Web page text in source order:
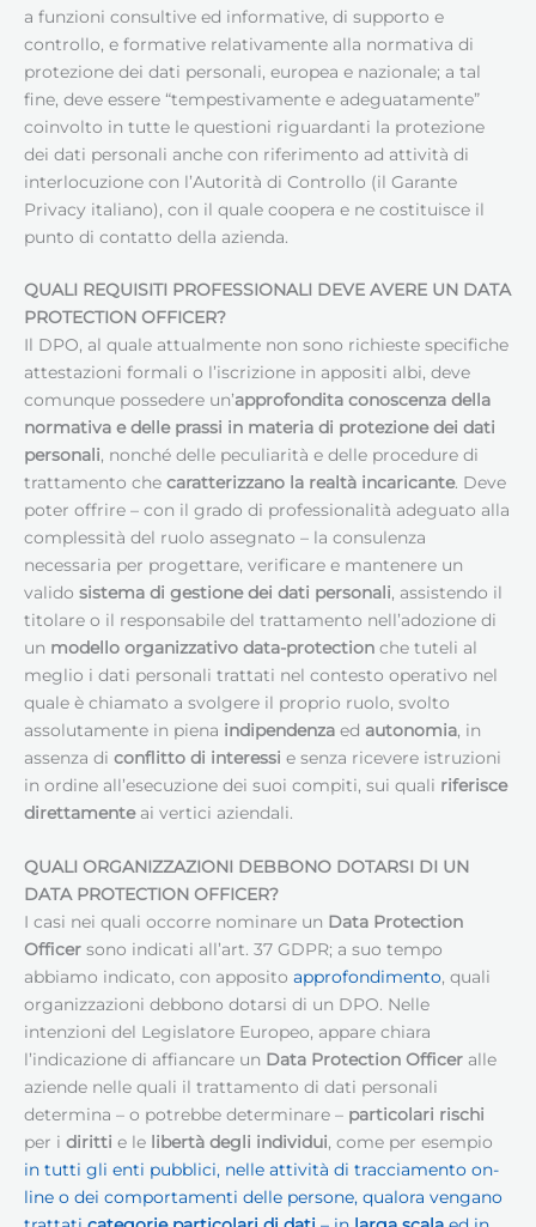
a funzioni consultive ed informative, di supporto e
controllo, e formative relativamente alla normativa di
protezione dei dati personali, europea e nazionale; a tal
fine, deve essere “tempestivamente e adeguatamente”
coinvolto in tutte le questioni riguardanti la protezione
dei dati personali anche con riferimento ad attività di
interlocuzione con l’Autorità di Controllo (il Garante
Privacy italiano), con il quale coopera e ne costituisce il
punto di contatto della azienda.
QUALI REQUISITI PROFESSIONALI DEVE AVERE UN DATA
PROTECTION OFFICER?
Il DPO, al quale attualmente non sono richieste specifiche
attestazioni formali o l’iscrizione in appositi albi, deve
comunque possedere un’approfondita conoscenza della
normativa e delle prassi in materia di protezione dei dati
personali, nonché delle peculiarità e delle procedure di
trattamento che caratterizzano la realtà incaricante. Deve
poter offrire – con il grado di professionalità adeguato alla
complessità del ruolo assegnato – la consulenza
necessaria per progettare, verificare e mantenere un
valido sistema di gestione dei dati personali, assistendo il
titolare o il responsabile del trattamento nell’adozione di
un modello organizzativo data-protection che tuteli al
meglio i dati personali trattati nel contesto operativo nel
quale è chiamato a svolgere il proprio ruolo, svolto
assolutamente in piena indipendenza ed autonomia, in
assenza di conflitto di interessi e senza ricevere istruzioni
in ordine all’esecuzione dei suoi compiti, sui quali riferisce
direttamenteai vertici aziendali.
QUALI ORGANIZZAZIONI DEBBONO DOTARSI DI UN
DATA PROTECTION OFFICER?
I casi nei quali occorre nominare un Data Protection
Officer sono indicati all’art. 37 GDPR; a suo tempo
abbiamo indicato, con apposito approfondimento, quali
organizzazioni debbono dotarsi di un DPO. Nelle
intenzioni del Legislatore Europeo, appare chiara
l’indicazione di affiancare un Data Protection Officer alle
aziende nelle quali il trattamento di dati personali
determina – o potrebbe determinare – particolari rischi
per i diritti e le libertà degli individui, come per esempio
in tutti gli enti pubblici, nelle attività di tracciamento on-
line o dei comportamenti delle persone, qualora vengano